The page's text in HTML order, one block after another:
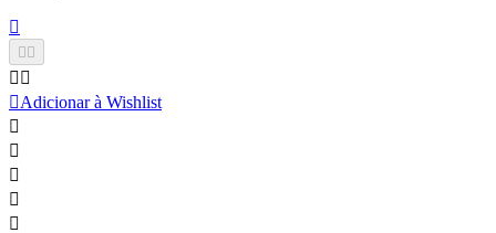

 
 
Adicionar à Wishlist




